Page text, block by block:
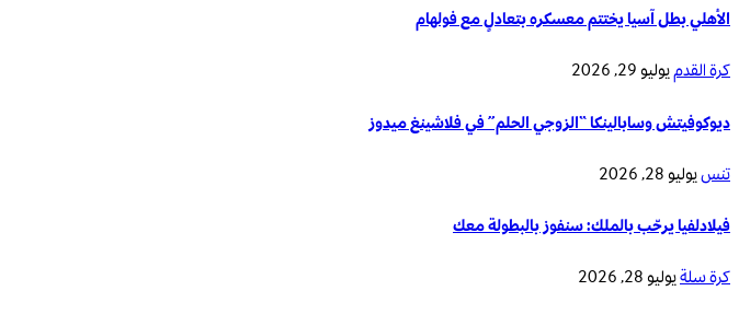
الأهلي بطل آسيا يختتم معسكره بتعادلٍ مع فولهام
كرة القدميوليو 29, 2026
ديوكوفيتش وسابالينكا “الزوجي الحلم” في فلاشينغ ميدوز
تنسيوليو 28, 2026
فيلادلفيا يرحّب بالملك: سنفوز بالبطولة معك
كرة سلةيوليو 28, 2026